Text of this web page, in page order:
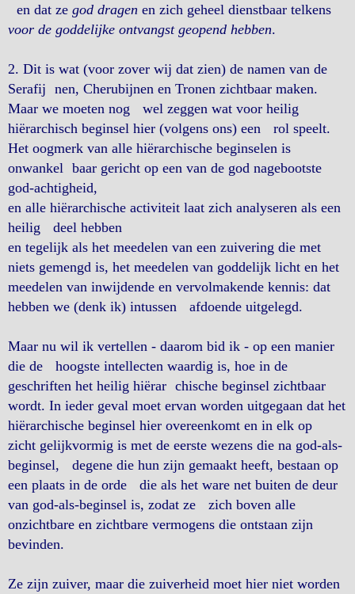
en dat ze god dragen en zich geheel dienstbaar telkens
voor de goddelijke ontvangst geopend hebben.
2. Dit is wat (voor zover wij dat zien) de namen van de
Serafij nen, Cherubijnen en Tronen zichtbaar maken.
Maar we moeten nog wel zeggen wat voor heilig
hiërarchisch beginsel hier (volgens ons) een rol speelt.
Het oogmerk van alle hiërarchische beginselen is
onwankel baar gericht op een van de god nagebootste
god-achtigheid,
en alle hiërarchische activiteit laat zich analyseren als een
heilig deel hebben
en tegelijk als het meedelen van een zuivering die met
niets gemengd is, het meedelen van goddelijk licht en het
meedelen van inwijdende en vervolmakende kennis: dat
hebben we (denk ik) intussen afdoende uitgelegd.
Maar nu wil ik vertellen - daarom bid ik - op een manier
die de hoogste intellecten waardig is, hoe in de
geschriften het heilig hiërar chische beginsel zichtbaar
wordt. In ieder geval moet ervan worden uitgegaan dat het
hiërarchische beginsel hier overeenkomt en in elk op
zicht gelijkvormig is met de eerste wezens die na god-als-
beginsel, degene die hun zijn gemaakt heeft, bestaan op
een plaats in de orde die als het ware net buiten de deur
van god-als-beginsel is, zodat ze zich boven alle
onzichtbare en zichtbare vermogens die ontstaan zijn
bevinden.
Ze zijn zuiver, maar die zuiverheid moet hier niet worden